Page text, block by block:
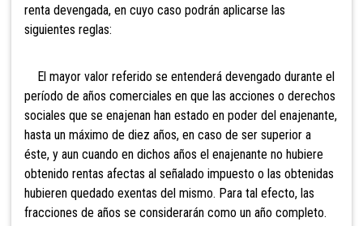
renta devengada, en cuyo caso podrán aplicarse las
siguientes reglas:
El mayor valor referido se entenderá devengado durante el
período de años comerciales en que las acciones o derechos
sociales que se enajenan han estado en poder del enajenante,
hasta un máximo de diez años, en caso de ser superior a
éste, y aun cuando en dichos años el enajenante no hubiere
obtenido rentas afectas al señalado impuesto o las obtenidas
hubieren quedado exentas del mismo. Para tal efecto, las
fracciones de años se considerarán como un año completo.